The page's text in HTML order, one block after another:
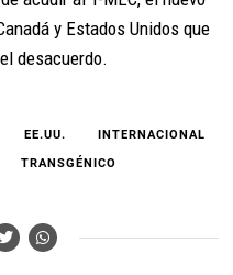
y Estados Unidos que
desacuerdo.
EE.UU.
INTERNACIONAL
TRANSGÉNICO